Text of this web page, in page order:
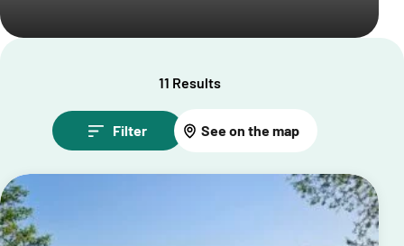
11 Results
Filter See on the map